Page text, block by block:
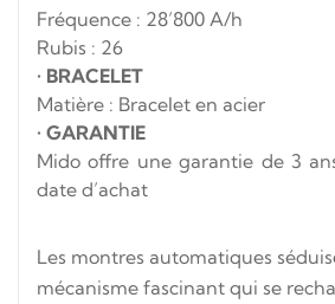
Fréquence : 28’800 A/h
Rubis : 26
• BRACELET
Matière : Bracelet en acier
• GARANTIE
Mido offre une garantie de 3
date d’achat
Les montres automatiques
mécanisme fascinant qui se